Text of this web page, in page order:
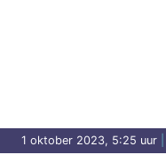
1 oktober 2023, 5:25 uur